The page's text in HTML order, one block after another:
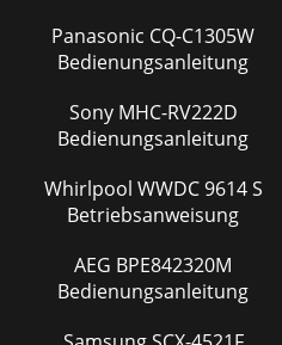
Panasonic CQ-C1305W
Bedienungsanleitung
Sony MHC-RV222D
Bedienungsanleitung
Whirlpool WWDC 9614 S
Betriebsanweisung
AEG BPE842320M
Bedienungsanleitung